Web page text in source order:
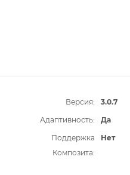
Версия:
3.0.7
Адаптивность:
Да
Поддержка
Композита:
Нет